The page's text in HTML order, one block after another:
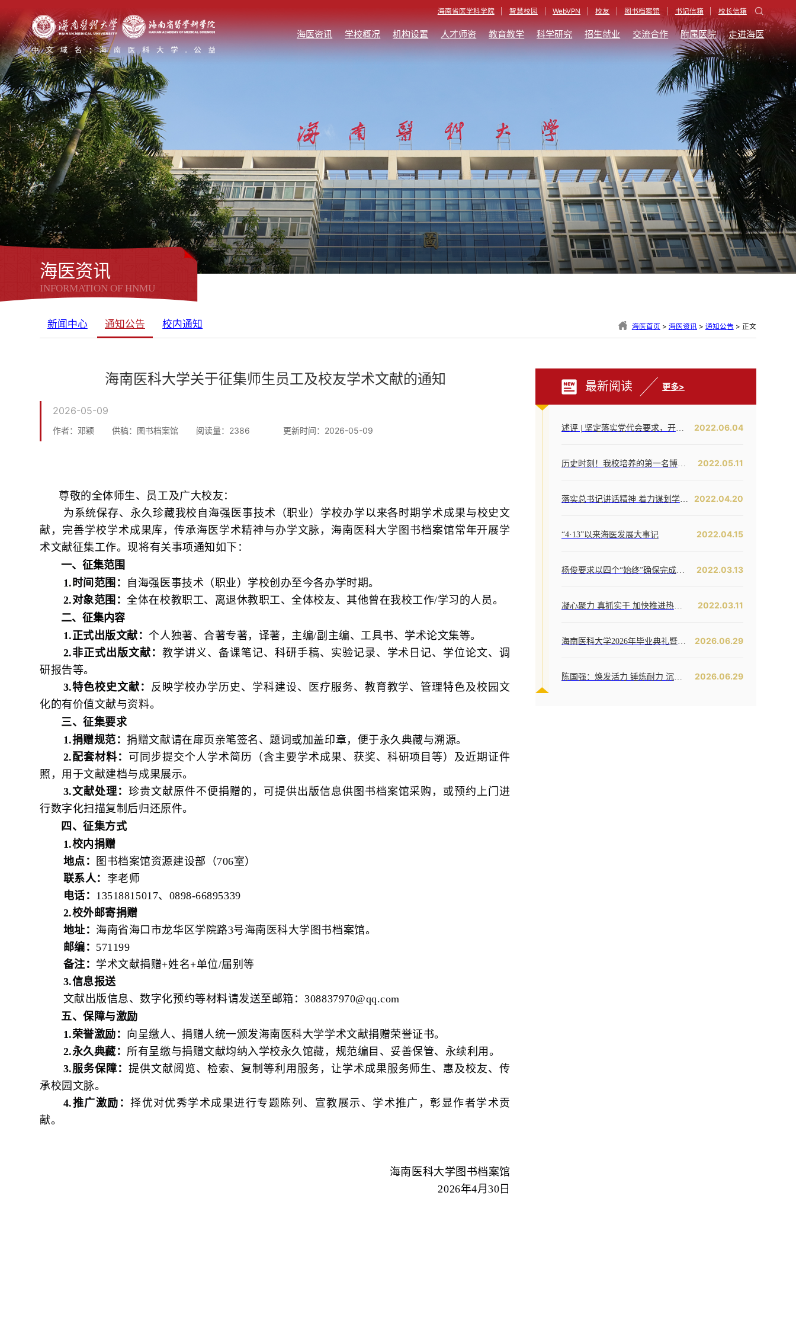
海南省医学科学院 智慧校园 WebVPN 校友 图书档案馆 书记信箱 校长信箱
海医资讯 学校概况 机构设置 人才师资 教育教学 科学研究 招生就业 交流合作 附属医院 走进海医
海医资讯
INFORMATION OF HNMU
海医首页 > 海医资讯> 通知公告 > 正文
新闻中心 通知公告 校内通知
海南医科大学关于征集师生员工及校友学术文献的通知
2026-05-09
作者：邓颖 供稿：图书档案馆 阅读量： 2386 更新时间：2026-05-09
尊敬的全体师生、员工及广大校友：
为系统保存、永久珍藏我校自海强医事技术（职业）学校办学以来各时期学术成果与校史文
献，完善学校学术成果库，传承海医学术精神与办学文脉，海南医科大学图书档案馆常年开展学
术文献征集工作。现将有关事项通知如下：
一、征集范围
1.时间范围：
自海强医事技术（职业）学校创办至今各办学时期。
2.对象范围：全体在校教职工、离退休教职工、全体校友、其他曾在我校工作/学习的人员。
二、征集内容
1.正式出版文献：个人独著、合著专著，译著，主编/副主编、工具书、学术论文集等。
2.非正式出版文献： 教学讲义、备课笔记、科研手稿、实验记录、学术日记、学位论文、调
研报告等。
3.特色校史文献： 反映学校办学历史、学科建设、医疗服务、教育教学、管理特色及校园文
化的有价值文献与资料。
三、征集要求
1.捐赠规范：捐赠文献请在扉页亲笔签名、题词或加盖印章，便于永久典藏与溯源。
2.配套材料： 可同步提交个人学术简历（含主要学术成果、获奖、科研项目等）及近期证件
照，用于文献建档与成果展示。
3.文献处理：珍贵文献原件不便捐赠的，可提供出版信息供图书档案馆采购，或预约上门进
行数字化扫描复制后归还原件。
四、征集方式
1.校内捐赠
地点：
图书档案馆资源建设部（706室）
联系人： 李老师
电话： 13518815017、0898-66895339
2.校外邮寄捐赠
地址： 海南省海口市龙华区学院路3号海南医科大学图书档案馆。
邮编： 571199
备注： 学术文献捐赠+姓名+单位/届别等
3.信息报送
文献出版信息、数字化预约等材料请发送至邮箱：308837970@qq.com
五、保障与激励
1.荣誉激励： 向呈缴人、捐赠人统一颁发海南医科大学学术文献捐赠荣誉证书。
2.永久典藏： 所有呈缴与捐赠文献均纳入学校永久馆藏，规范编目、妥善保管、永续利用。
3.服务保障：提供文献阅览、检索、复制等利用服务，让学术成果服务师生、惠及校友、传
承校园文脉。
4.推广激励：择优对优秀学术成果进行专题陈列、宣教展示、学术推广，彰显作者学术贡
献。
海南医科大学图书档案馆
2026年4月30日
最新阅读 更多>
2022.06.04
述评 | 坚定落实党代会要求，开创海医工作新局面——写在全面落实省第八次党代会对海医发展提出新要求之时
2022.05.11
历史时刻！我校培养的第一名博士研究生通过答辩！
2022.04.20
落实总书记讲话精神 着力谋划学校内涵提升——我校召开发展战略咨询委员会第二次工作会议
2022.04.15
“4·13”以来海医发展大事记
2022.03.13
杨俊要求以四个“始终”确保完成全年工作任务--我校六届五次教代会暨七届二次工代会胜利闭幕
2022.03.11
凝心聚力 真抓实干 加快推进热带特色鲜明的国际化高水平医科大学建设步伐 ——我校六届五次教代会暨七届二次工代会隆重开幕
2026.06.29
海南医科大学2026年毕业典礼暨学位授予仪式举行
2026.06.29
陈国强：焕发活力 锤炼耐力 沉潜定力 哪吒闹海拓新程——在海南医科大学2026年毕业典礼上的讲话